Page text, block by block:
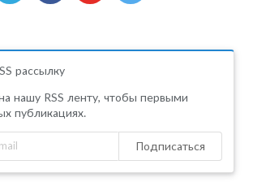
рассылку
нашу RSS ленту, чтобы первыми
публикациях.
Подписаться